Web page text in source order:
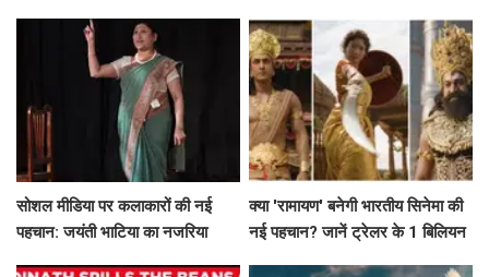
सोशल मीडिया पर कलाकारों की नई
पहचान: जयंती भाटिया का नजरिया
क्या 'रामायण' बनेगी भारतीय सिनेमा की
नई पहचान? जानें ट्रेलर के 1 बिलियन